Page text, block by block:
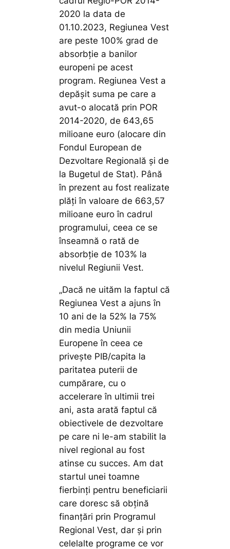
2020 la data de
01.10.2023, Regiunea Vest
are peste 100% grad de
absorbție a banilor
europeni pe acest
program. Regiunea Vest a
depășit suma pe care a
avut-o alocată prin POR
2014-2020, de 643,65
milioane euro (alocare din
Fondul European de
Dezvoltare Regională și de
la Bugetul de Stat). Până
în prezent au fost realizate
plăți în valoare de 663,57
milioane euro în cadrul
programului, ceea ce se
înseamnă o rată de
absorbție de 103% la
nivelul Regiunii Vest.
„Dacă ne uităm la faptul că
Regiunea Vest a ajuns în
10 ani de la 52% la 75%
din media Uniunii
Europene în ceea ce
privește PIB/capita la
paritatea puterii de
cumpărare, cu o
accelerare în ultimii trei
ani, asta arată faptul că
obiectivele de dezvoltare
pe care ni le-am stabilit la
nivel regional au fost
atinse cu succes. Am dat
startul unei toamne
fierbinți pentru beneficiarii
care doresc să obțină
finanțări prin Programul
Regional Vest, dar și prin
celelalte programe ce vor